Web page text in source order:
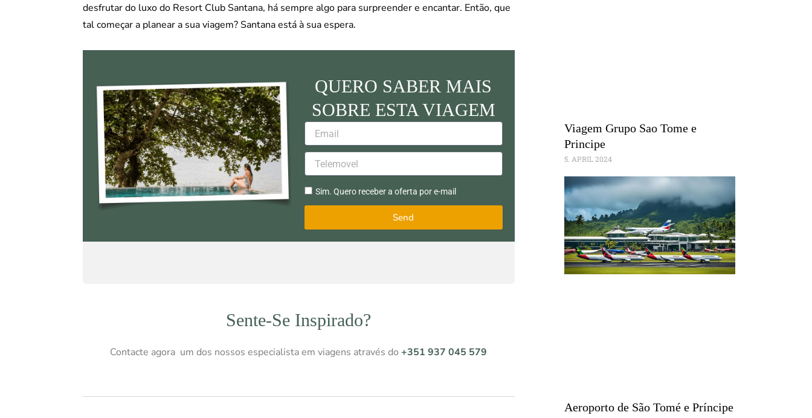
desfrutar do luxo do Resort Club Santana, há sempre algo para surpreender e encantar. Então, que
tal começar a planear a sua viagem? Santana está à sua espera.
QUERO SABER MAIS
SOBRE ESTA VIAGEM
Email
Telemovel
Sim.Sim. Quero receber a oferta por e-mail
Send
Sente-Se Inspirado?
Contacte agora um dos nossos especialista em viagens através do +351 937 045 579
Viagem Grupo Sao Tome e
Principe
5. APRIL 2024
Aeroporto de São Tomé e Príncipe